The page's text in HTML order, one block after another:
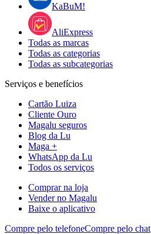
KaBuM!
AliExpress
Todas as marcas
Todas as categorias
Todas as subcategorias
Serviços e benefícios
Cartão Luiza
Cliente Ouro
Magalu seguros
Blog da Lu
Maga +
WhatsApp da Lu
Todos os serviços
Comprar na loja
Vender no Magalu
Baixe o aplicativo
Compre pelo telefoneCompre pelo chat